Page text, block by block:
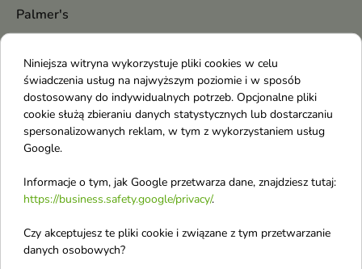
Palmer's
Palu
Pani Walewska
Parfums De Marly
Paris Corner
Pastel
Pharmaceris
Niniejsza witryna wykorzystuje pliki cookies w celu
świadczenia usług na najwyższym poziomie i w sposób
dostosowany do indywidualnych potrzeb. Opcjonalne pliki
cookie służą zbieraniu danych statystycznych lub dostarczaniu
spersonalizowanych reklam, w tym z wykorzystaniem usług
Google.
Informacje o tym, jak Google przetwarza dane, znajdziesz tutaj:
https://business.safety.google/privacy/.
Czy akceptujesz te pliki cookie i związane z tym przetwarzanie
danych osobowych?